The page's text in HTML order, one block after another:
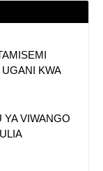
KWA
YA VIWANGO